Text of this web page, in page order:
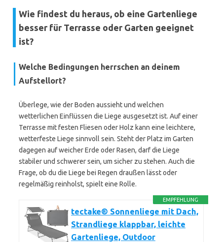
Wie findest du heraus, ob eine Gartenliege
besser für Terrasse oder Garten geeignet
ist?
Welche Bedingungen herrschen an deinem
Aufstellort?
Überlege, wie der Boden aussieht und welchen
wetterlichen Einflüssen die Liege ausgesetzt ist. Auf einer
Terrasse mit festen Fliesen oder Holz kann eine leichtere,
wetterfeste Liege sinnvoll sein. Steht der Platz im Garten
dagegen auf weicher Erde oder Rasen, darf die Liege
stabiler und schwerer sein, um sicher zu stehen. Auch die
Frage, ob du die Liege bei Regen draußen lässt oder
regelmäßig reinholst, spielt eine Rolle.
EMPFEHLUNG
tectake® Sonnenliege mit Dach,
Strandliege klappbar, leichte
Gartenliege, Outdoor